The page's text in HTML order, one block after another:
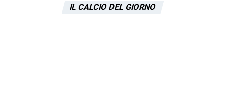
deiQuotidiani Sportividi oggi in edicola.
IL CALCIO DEL GIORNO